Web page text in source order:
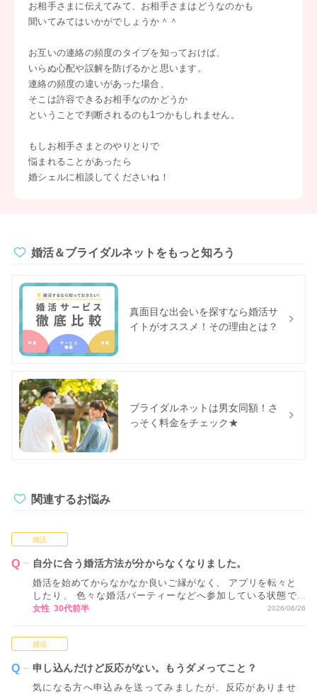
お相手さまに伝えてみて、お相手さまはどうなのかも
聞いてみてはいかがでしょうか＾＾
お互いの連絡の頻度のタイプを知っておけば、
いらぬ心配や誤解を防げるかと思います。
連絡の頻度の違いがあった場合、
そこは許容できるお相手なのかどうか
ということで判断されるのも1つかもしれません。
もしお相手さまとのやりとりで
悩まれることがあったら
婚シェルに相談してくださいね！
婚活＆ブライダルネットをもっと知ろう
真面目な出会いを探すなら婚活サ
イトがオススメ！その理由とは？
ブライダルネットは男女同額！さ
っそく料金をチェック★
関連するお悩み
婚活
自分に合う婚活方法が分からなくなりました。
婚活を始めてからなかなか良いご縁がなく、 アプリを転々と
したり、 色々な婚活パーティーなどへ参加している状態で
す。 ただ、正直なところ、 どれが自分に合っているかが分か
りがたいです。
女性 30代前半 2026/06/26
婚活
申し込んだけど反応がない。もうダメってこと？
気になる方へ申込みを送ってみましたが、反応がありませ